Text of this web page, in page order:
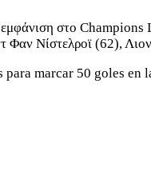
στο Champions
Φαν Νίστελροϊ (62),
marcar 50 goles en